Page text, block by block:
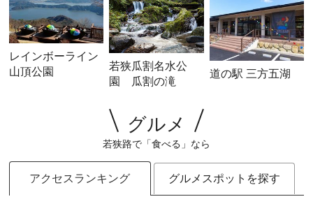
レインボーライン
山頂公園
若狭瓜割名水公
園 瓜割の滝
道の駅 三方五湖
グルメ
若狭路で「食べる」なら
アクセスランキング グルメスポットを探す